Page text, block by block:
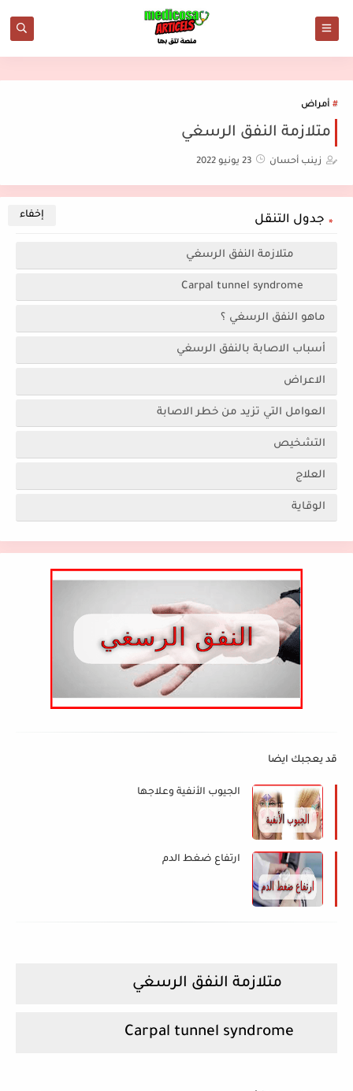
أمراض
متلازمة النفق الرسغي
زينب أحسان 23 يونيو 2022
جدول التنقل
متلازمة النفق الرسغي
ماهو النفق الرسغي ؟
أسباب الاصابة بالنفق الرسغي
الاعراض
العوامل التي تزيد من خطر الاصابة
التشخيص
العلاج
الوقاية
قد يعجبك ايضا
الجيوب الأنفية وعلاجها
ارتفاع ضغط الدم
متلازمة النفق الرسغي